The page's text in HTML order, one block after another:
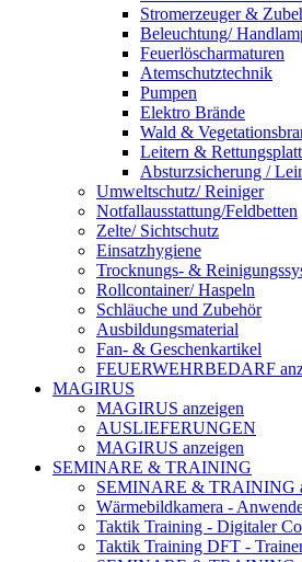
Stromerzeuger &
Beleuchtung/
Feuerlöscharmaturen
Atemschutztechnik
Pumpen
Elektro Brände
Wald &
Leitern &
Absturzsicherung /
Umweltschutz/ Reiniger
Notfallausstattung/Feldbetten
Zelte/ Sichtschutz
Einsatzhygiene
Trocknungs- &
Rollcontainer/ Haspeln
Schläuche und Zubehör
Ausbildungsmaterial
Fan- & Geschenkartikel
FEUERWEHRBEDARF
MAGIRUS
MAGIRUS anzeigen
AUSLIEFERUNGEN
MAGIRUS anzeigen
SEMINARE & TRAINING
SEMINARE & TRAINING
Wärmebildkamera -
Taktik Training - Digitaler
Taktik Training DFT -